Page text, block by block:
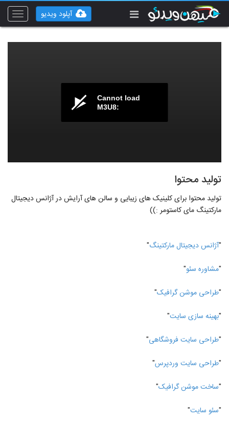
Toggle
آپلود ویدیو
Cannot load
M3U8:
تولید محتوا
تولید محتوا برای کلینیک های زیبایی و سالن های آرایش در آژانس دیجیتال
مارکتینگ مای کاستومر :))
"آژانس دیجیتال مارکتینگ"
"مشاوره سئو"
"طراحی موشن گرافیک"
"بهینه سازی سایت"
"طراحی سایت فروشگاهی"
"طراحی سایت وردپرس"
"ساخت موشن گرافیک"
"سئو سایت"